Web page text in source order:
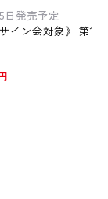
日発売予定
イン会対象》 第1